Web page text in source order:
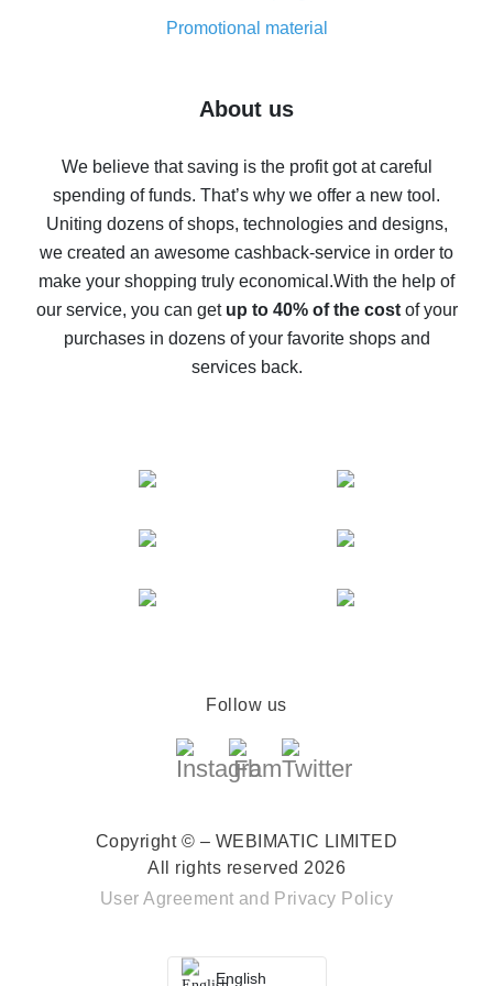
8% cash back on AliExpress - saving real money is a
real thing
Five ways to get the most cash back on AliExpress
back
10% cash back on AliExpress - the impossible is
possible
The best cash back on AliExpress - how to find it
The best cash back service for AliExpress - let's
compare offers
Promotional material
About us
We believe that saving is the profit got at careful
spending of funds. That’s why we offer a new tool.
Uniting dozens of shops, technologies and designs,
we created an awesome cashback-service in order to
make your shopping truly economical.With the help of
our service, you can get up to 40% of the costof your
purchases in dozens of your favorite shops and
services back.
Follow us
Copyright © – WEBIMATIC LIMITED
All rights reserved 2026
User Agreement and Privacy Policy
English